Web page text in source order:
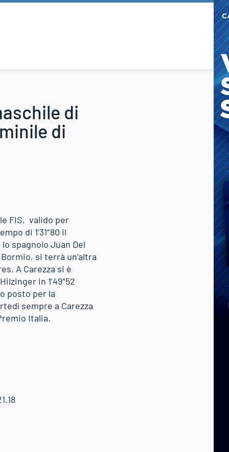
di
di
FIS, valido per
di 1’31″80 il
spagnolo Juan Del
si terrà un’altra
A Carezza si è
in 1’49″52
posto per la
sempre a Carezza
Italia.